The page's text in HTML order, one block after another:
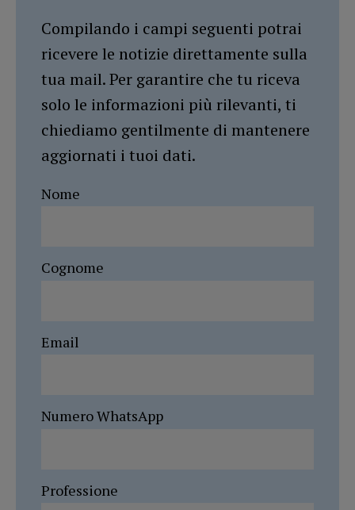
Compilando i campi seguenti potrai
ricevere le notizie direttamente sulla
tua mail. Per garantire che tu riceva
solo le informazioni più rilevanti, ti
chiediamo gentilmente di mantenere
aggiornati i tuoi dati.
Nome
Cognome
Email
Numero WhatsApp
Professione